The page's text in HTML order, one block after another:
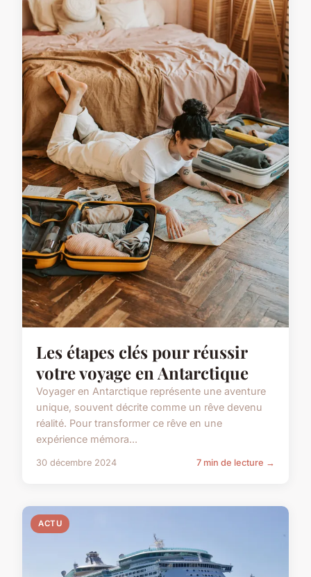
Les étapes clés pour réussir
votre voyage en Antarctique
Voyager en Antarctique représente une aventure
unique, souvent décrite comme un rêve devenu
réalité. Pour transformer ce rêve en une
expérience mémora...
30 décembre 2024 7 min de lecture →
ACTU